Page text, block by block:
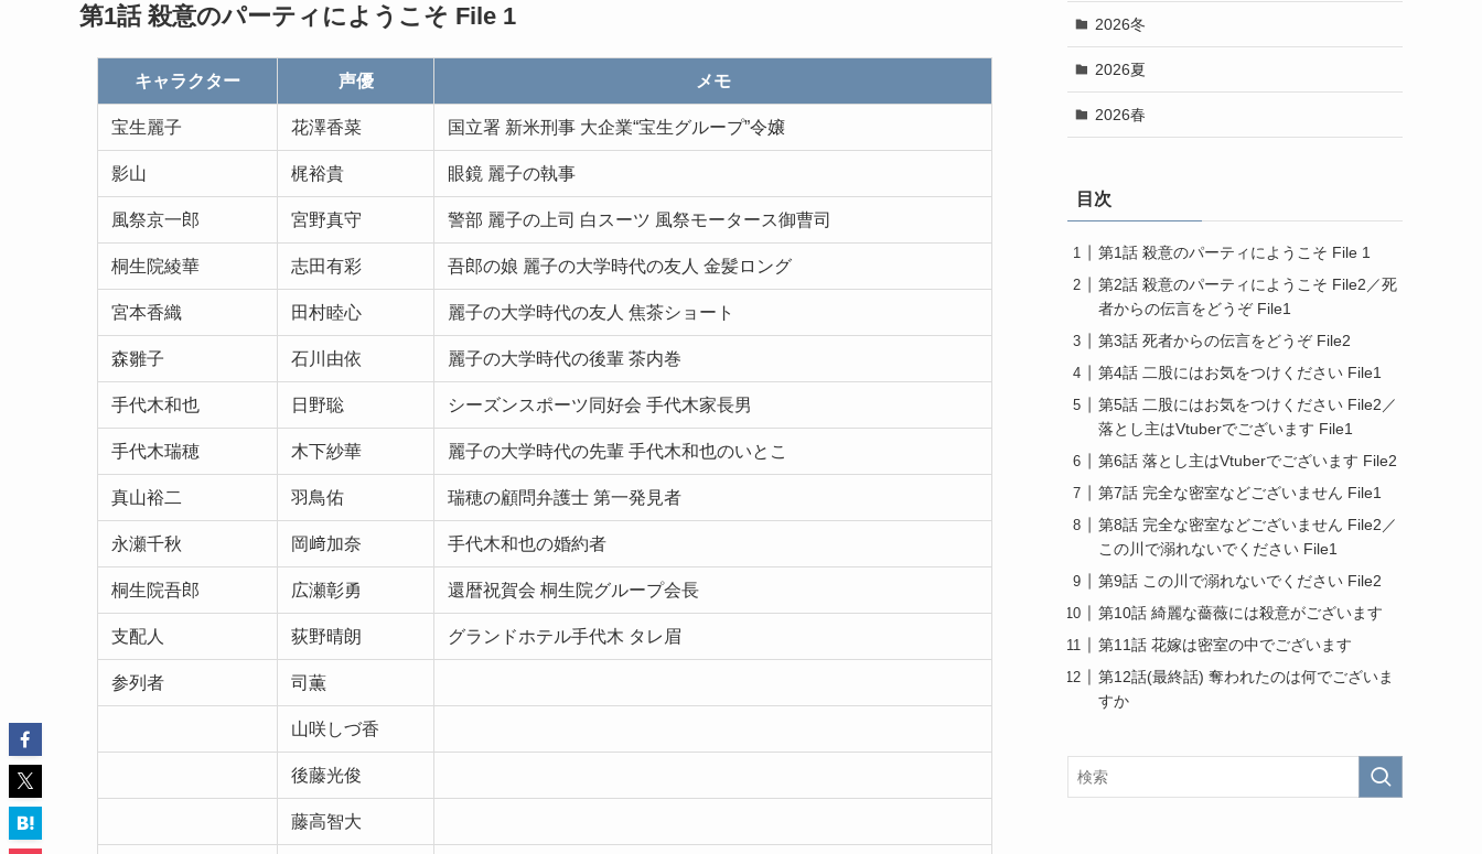
第1話 殺意のパーティにようこそ File 1
キャラクター 声優 メモ
宝生麗子 花澤香菜 国立署 新米刑事 大企業“宝生グループ”令嬢
影山 梶裕貴 眼鏡 麗子の執事
風祭京一郎 宮野真守 警部 麗子の上司 白スーツ 風祭モータース御曹司
桐生院綾華 志田有彩 吾郎の娘 麗子の大学時代の友人 金髪ロング
宮本香織 田村睦心 麗子の大学時代の友人 焦茶ショート
森雛子 石川由依 麗子の大学時代の後輩 茶内巻
手代木和也 日野聡 シーズンスポーツ同好会 手代木家長男
手代木瑞穂 木下紗華 麗子の大学時代の先輩 手代木和也のいとこ
真山裕二 羽鳥佑 瑞穂の顧問弁護士 第一発見者
永瀬千秋 岡﨑加奈 手代木和也の婚約者
桐生院吾郎 広瀬彰勇 還暦祝賀会 桐生院グループ会長
支配人 荻野晴朗 グランドホテル手代木 タレ眉
参列者 司薫
山咲しづ香
後藤光俊
藤高智大
2026冬
2026夏
2026春
目次
第1話 殺意のパーティにようこそ File 1
第2話 殺意のパーティにようこそ File2／死
者からの伝言をどうぞ File1
第3話 死者からの伝言をどうぞ File2
第4話 二股にはお気をつけください File1
第5話 二股にはお気をつけください File2／
落とし主はVtuberでございます File1
第6話 落とし主はVtuberでございます File2
第7話 完全な密室などございません File1
第8話 完全な密室などございません File2／
この川で溺れないでください File1
第9話 この川で溺れないでください File2
第10話 綺麗な薔薇には殺意がございます
第11話 花嫁は密室の中でございます
第12話(最終話) 奪われたのは何でございま
すか